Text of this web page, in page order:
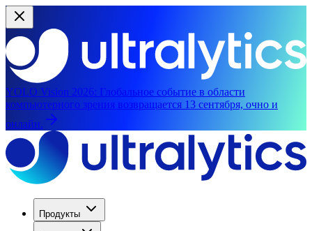
YOLO Vision 2026: Глобальное событие в области
компьютерного зрения возвращается 13 сентября, очно и
онлайн.
Продукты